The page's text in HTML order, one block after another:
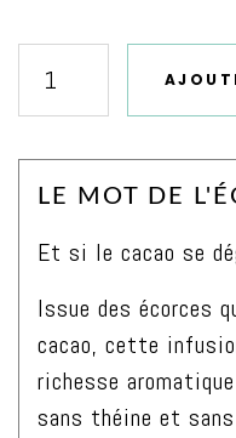
quantité
gourmande
de
de
Cacao
Bio
sans
LE MOT DE
Et si le cacao se
Issue des écorces
cacao, cette
richesse
sans théine et